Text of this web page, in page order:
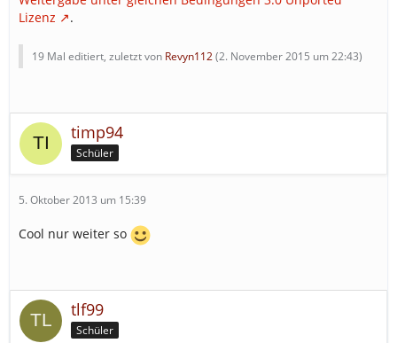
Lizenz
.
19 Mal editiert, zuletzt von Revyn112(2. November 2015 um 22:43)
timp94
Schüler
5. Oktober 2013 um 15:39
Cool nur weiter so
tlf99
Schüler